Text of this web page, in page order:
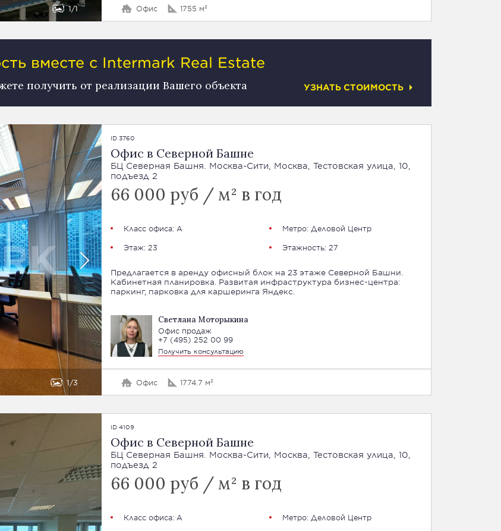
1 1 Офис 1755 м²
вместе с Intermark Real Estate
получить от реализации Вашего объекта УЗНАТЬ СТОИМОСТЬ
1 3
ID 3760
Офис в Северной Башне
БЦ Северная Башня. Москва-Сити, Москва, Тестовская улица, 10,
подъезд 2
66 000 руб / м² в год
Класс офиса: А
Метро: Деловой Центр
Этаж: 23
Этажность: 27
Предлагается в аренду офисный блок на 23 этаже Северной Башни.
Кабинетная планировка. Развитая инфраструктура бизнес-центра:
паркинг, парковка для каршеринга Яндекс.
Светлана Моторыкина
Офис продаж
+7 (495) 252 00 99
Получить консультацию
Офис 1774.7 м²
ID 4109
Офис в Северной Башне
БЦ Северная Башня. Москва-Сити, Москва, Тестовская улица, 10,
подъезд 2
66 000 руб / м² в год
Класс офиса: А
Метро: Деловой Центр